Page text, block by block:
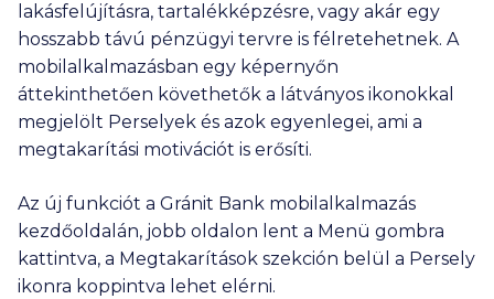
lakásfelújításra, tartalékképzésre, vagy akár egy
hosszabb távú pénzügyi tervre is félretehetnek. A
mobilalkalmazásban egy képernyőn
áttekinthetően követhetők a látványos ikonokkal
megjelölt Perselyek és azok egyenlegei, ami a
megtakarítási motivációt is erősíti.
Az új funkciót a Gránit Bank mobilalkalmazás
kezdőoldalán, jobb oldalon lent a Menü gombra
kattintva, a Megtakarítások szekción belül a Persely
ikonra koppintva lehet elérni.